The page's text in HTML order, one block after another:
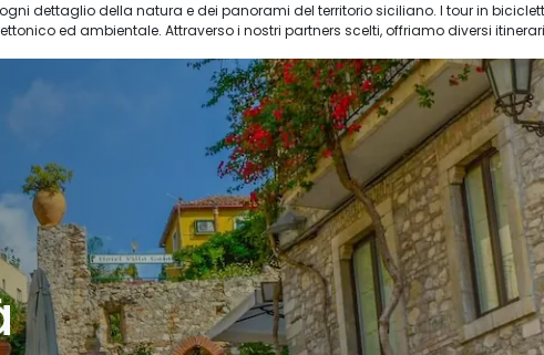
dettaglio della natura e dei panorami del territorio siciliano. I tour in
ed ambientale. Attraverso i nostri partners scelti, offriamo diversi